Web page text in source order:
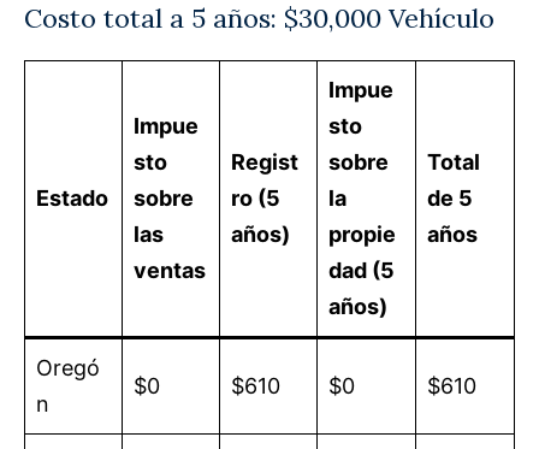
Costo total a 5 años: $30,000 Vehículo
Estado
Impue
sto
sobre
las
ventas
Regist
ro (5
años)
Impue
sto
sobre
la
propie
dad (5
años)
Total
de 5
años
Oregó
n
$0 $610 $0 $610